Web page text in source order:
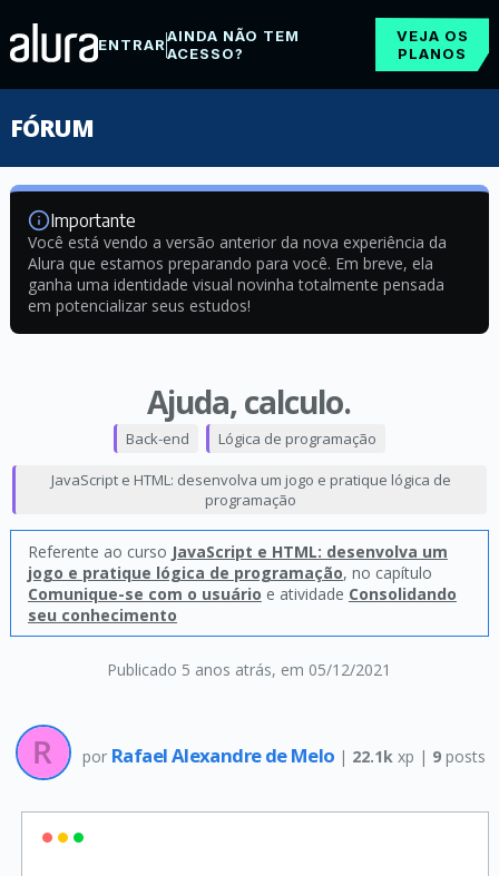
ENTRARAINDA NÃO TEM
ACESSO?
VEJA OS
PLANOS
FÓRUM
Importante
Você está vendo a versão anterior da nova experiência da
Alura que estamos preparando para você. Em breve, ela
ganha uma identidade visual novinha totalmente pensada
em potencializar seus estudos!
Ajuda, calculo.
Publicado 5 anos atrás, em 05/12/2021
Back-end Lógica de programação
JavaScript e HTML: desenvolva um jogo e pratique lógica de
programação
Referente ao curso JavaScript e HTML: desenvolva um
jogo e pratique lógica de programação, no capítulo
Comunique-se com o usuário e atividade Consolidando
seu conhecimento
por Rafael Alexandre de Melo | 22.1k xp | 9posts